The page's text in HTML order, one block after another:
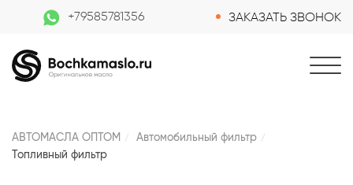
+79585781356 ЗАКАЗАТЬ ЗВОНОК
АВТОМАСЛА ОПТОМ
Автомобильный фильтр
Топливный фильтр